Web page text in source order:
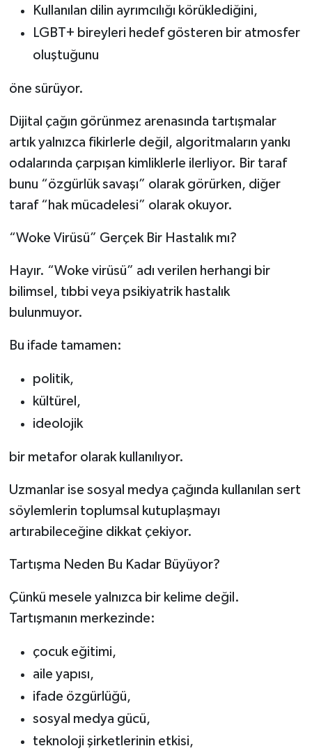
Kullanılan dilin ayrımcılığı körüklediğini,
LGBT+ bireyleri hedef gösteren bir atmosfer
oluştuğunu
öne sürüyor.
Dijital çağın görünmez arenasında tartışmalar
artık yalnızca fikirlerle değil, algoritmaların yankı
odalarında çarpışan kimliklerle ilerliyor. Bir taraf
bunu “özgürlük savaşı” olarak görürken, diğer
taraf “hak mücadelesi” olarak okuyor.
“Woke Virüsü” Gerçek Bir Hastalık mı?
Hayır. “Woke virüsü” adı verilen herhangi bir
bilimsel, tıbbi veya psikiyatrik hastalık
bulunmuyor.
Bu ifade tamamen:
politik,
kültürel,
ideolojik
bir metafor olarak kullanılıyor.
Uzmanlar ise sosyal medya çağında kullanılan sert
söylemlerin toplumsal kutuplaşmayı
artırabileceğine dikkat çekiyor.
Tartışma Neden Bu Kadar Büyüyor?
Çünkü mesele yalnızca bir kelime değil.
Tartışmanın merkezinde:
çocuk eğitimi,
aile yapısı,
ifade özgürlüğü,
sosyal medya gücü,
teknoloji şirketlerinin etkisi,